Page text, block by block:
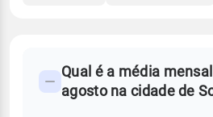
Perguntas
Qual é a média
agosto na cidade de